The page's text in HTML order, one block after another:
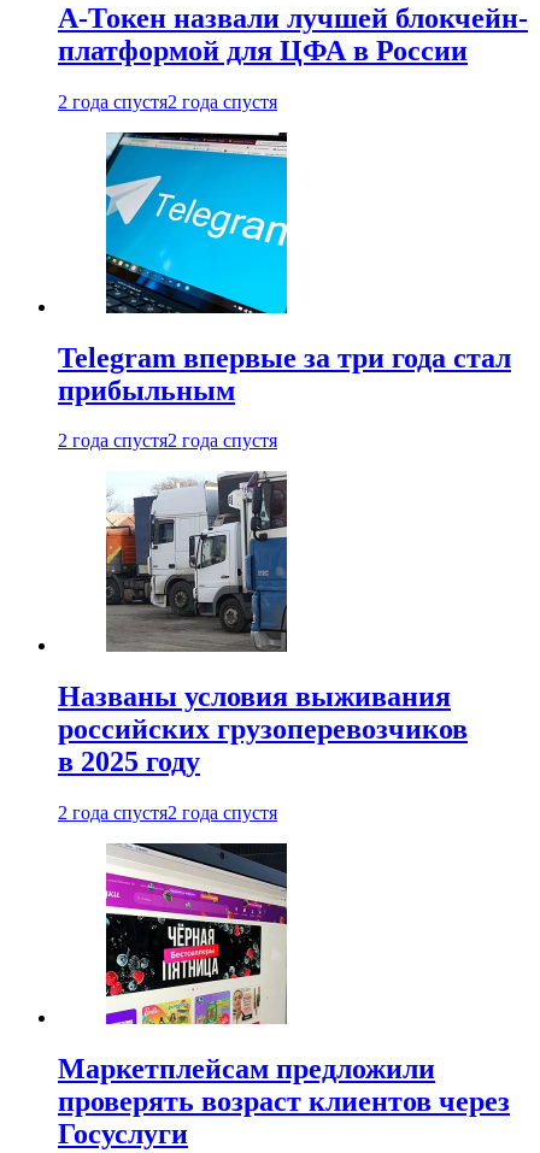
А-Токен назвали лучшей блокчейн-
платформой для ЦФА в России
2 года спустя2 года спустя
Telegram впервые за три года стал
прибыльным
2 года спустя2 года спустя
Названы условия выживания
российских грузоперевозчиков
в 2025 году
2 года спустя2 года спустя
Маркетплейсам предложили
проверять возраст клиентов через
Госуслуги